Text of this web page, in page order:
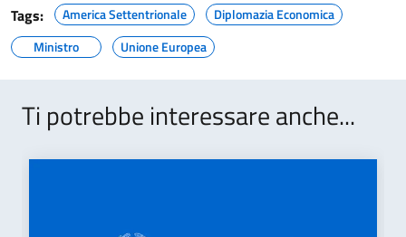
Tags:
America Settentrionale
Diplomazia Economica
Ministro
Unione Europea
Ti potrebbe interessare anche...